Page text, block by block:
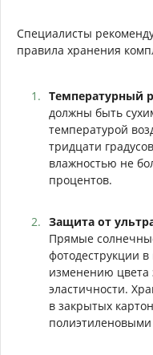
Специалисты
правила хранения
Температурный
должны быть
температурой
тридцати
влажностью не
процентов.
Защита от
Прямые
фотодеструкции
изменению цвета
эластичности.
в закрытых